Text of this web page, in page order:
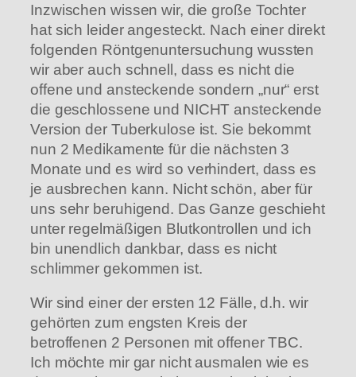
Inzwischen wissen wir, die große Tochter
hat sich leider angesteckt. Nach einer direkt
folgenden Röntgenuntersuchung wussten
wir aber auch schnell, dass es nicht die
offene und ansteckende sondern „nur“ erst
die geschlossene und NICHT ansteckende
Version der Tuberkulose ist. Sie bekommt
nun 2 Medikamente für die nächsten 3
Monate und es wird so verhindert, dass es
je ausbrechen kann. Nicht schön, aber für
uns sehr beruhigend. Das Ganze geschieht
unter regelmäßigen Blutkontrollen und ich
bin unendlich dankbar, dass es nicht
schlimmer gekommen ist.
Wir sind einer der ersten 12 Fälle, d.h. wir
gehörten zum engsten Kreis der
betroffenen 2 Personen mit offener TBC.
Ich möchte mir gar nicht ausmalen wie es